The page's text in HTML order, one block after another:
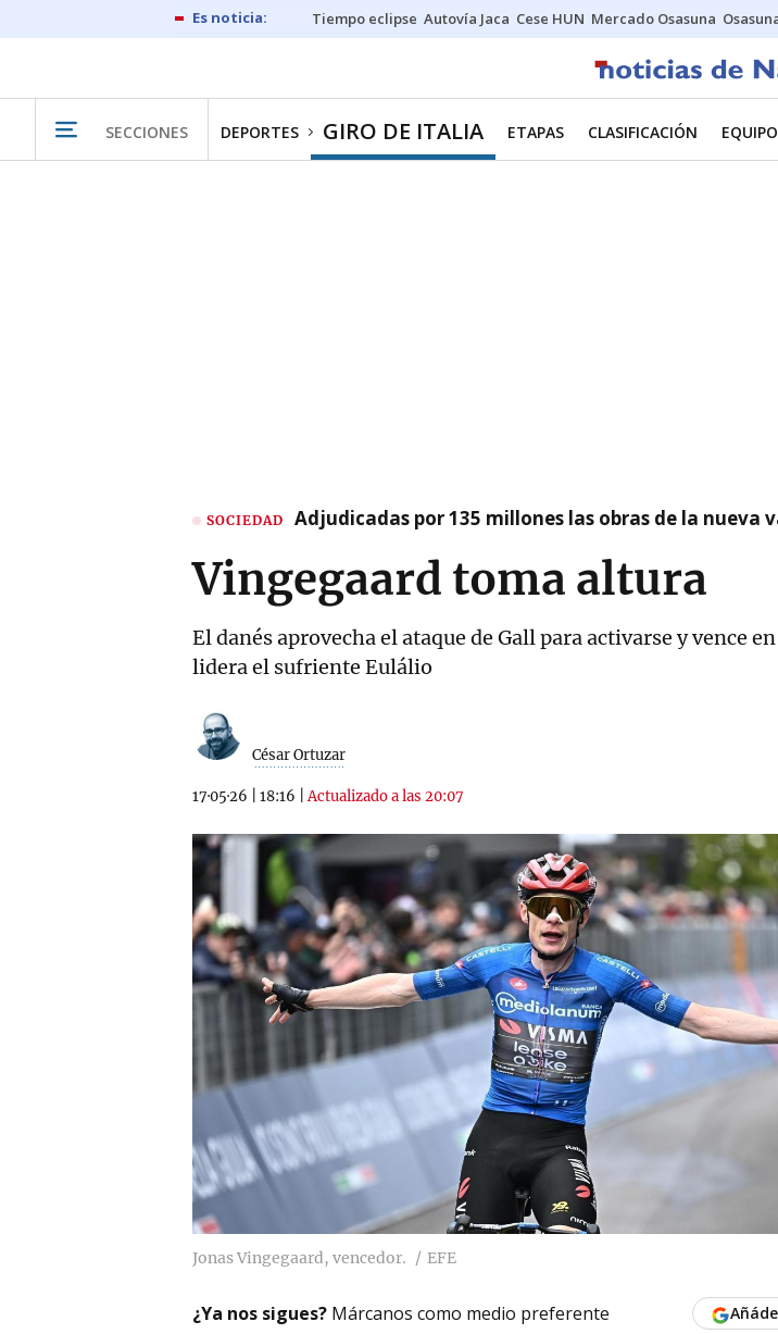
Tiempo eclipse Autovía Jaca Cese HUN Mercado Osasuna
SECCIONES DEPORTES GIRO DE ITALIA ETAPAS CLASIFICACIÓN
SOCIEDAD Adjudicadas por 135 millones las obras de la nueva
Vingegaard toma altura
El danés aprovecha el ataque de Gall para activarse y vence
lidera el sufriente Eulálio
César Ortuzar
17·05·26 18:16 |Actualizado a las 20:07
Jonas Vingegaard, vencedor. EFE
¿Ya nos sigues? Márcanos como medio preferente